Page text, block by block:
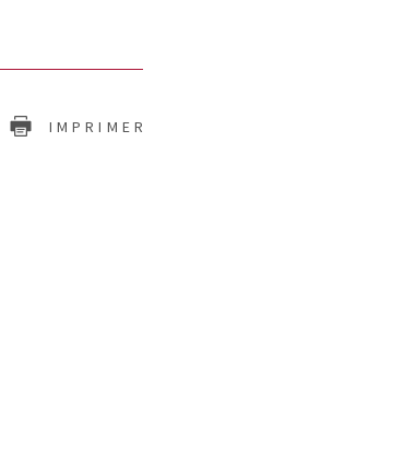
IMPRIMER